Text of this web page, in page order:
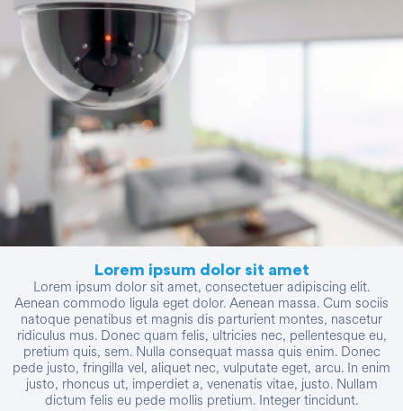
Lorem ipsum dolor sit amet
Lorem ipsum dolor sit amet, consectetuer adipiscing elit.
Aenean commodo ligula eget dolor. Aenean massa. Cum sociis
natoque penatibus et magnis dis parturient montes, nascetur
ridiculus mus. Donec quam felis, ultricies nec, pellentesque eu,
pretium quis, sem. Nulla consequat massa quis enim. Donec
pede justo, fringilla vel, aliquet nec, vulputate eget, arcu. In enim
justo, rhoncus ut, imperdiet a, venenatis vitae, justo. Nullam
dictum felis eu pede mollis pretium. Integer tincidunt.